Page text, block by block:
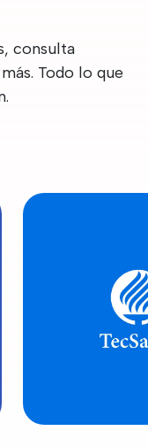
consulta
Todo lo que